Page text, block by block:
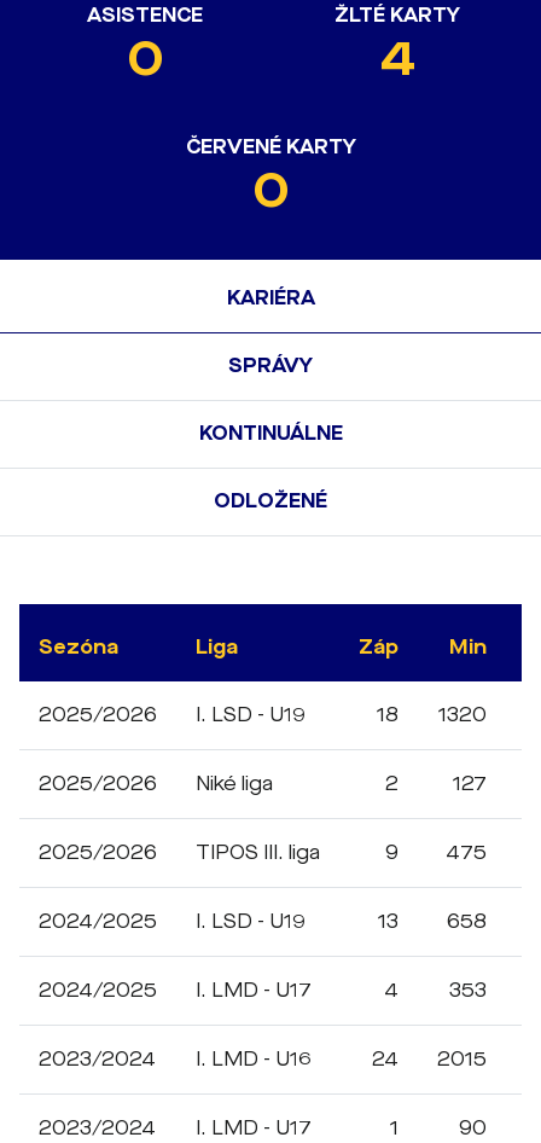
ASISTENCE
0
ŽLTÉ KARTY
4
ČERVENÉ KARTY
0
KARIÉRA
SPRÁVY
KONTINUÁLNE
ODLOŽENÉ
Sezóna Liga Záp Min
2025/2026 I. LSD - U19 18 1320
2025/2026 Niké liga 2 127
2025/2026 TIPOS III. liga 9 475
2024/2025 I. LSD - U19 13 658
2024/2025 I. LMD - U17 4 353
2023/2024 I. LMD - U16 24 2015
2023/2024 I. LMD - U17 1 90